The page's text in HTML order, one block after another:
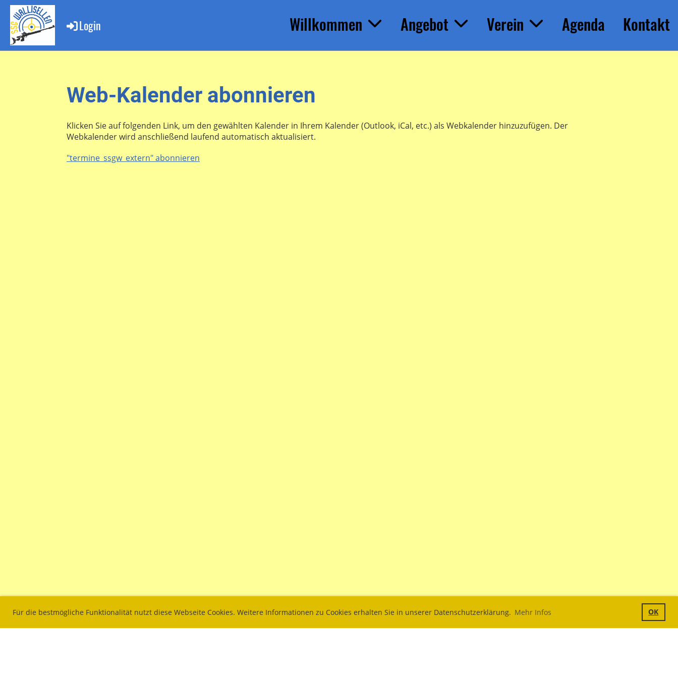
Für die bestmögliche Funktionalität nutzt diese Webseite Cookies. Weitere Informationen zu Cookies erhalten Sie in unserer Datenschutzerklärung. Mehr Infos OK
Willkommen Angebot Verein Agenda Kontakt
Login
Web-Kalender abonnieren
Klicken Sie auf folgenden Link, um den gewählten Kalender in Ihrem Kalender (Outlook, iCal, etc.) als Webkalender hinzuzufügen. Der
Webkalender wird anschließend laufend automatisch aktualisiert.
"termine_ssgw_extern" abonnieren